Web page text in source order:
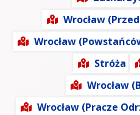
Wrocław
Wrocław
Stróża
Wrocław
Wrocław (Pracze